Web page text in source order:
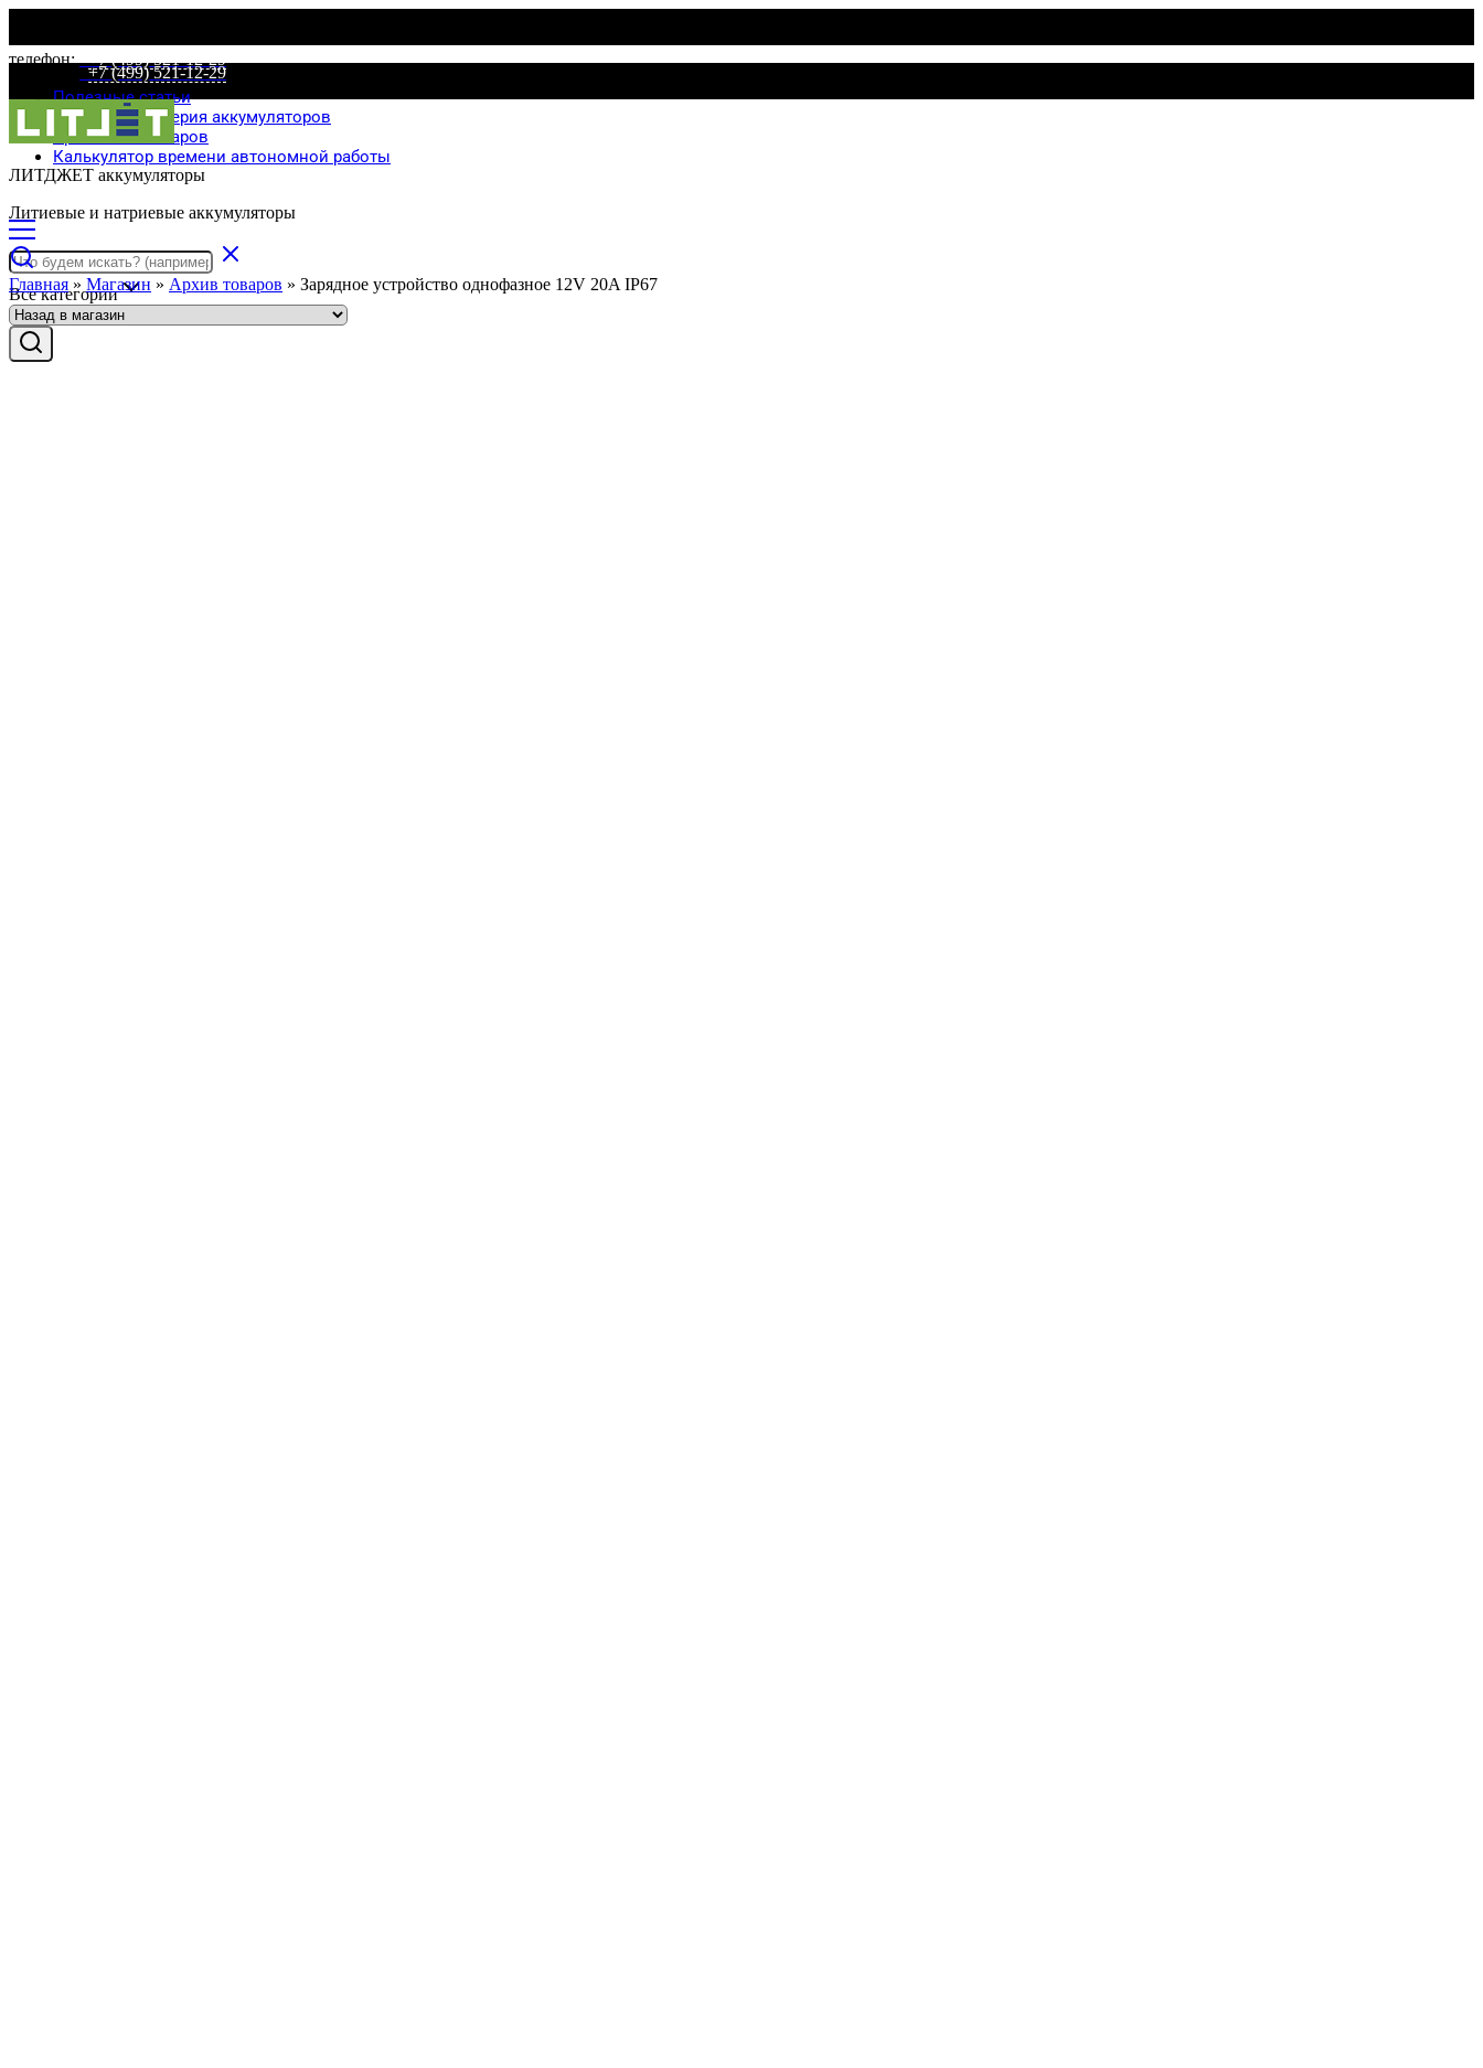
телефон: +7 (499) 521-12-29
Полезные статьи
Специальная серия аккумуляторов
Сравнение товаров
Калькулятор времени автономной работы
+7 (499) 521-12-29
ЛИТДЖЕТ аккумуляторы
Литиевые и натриевые аккумуляторы
Все категории
Главная » Магазин » Архив товаров » Зарядное устройство однофазное 12V 20A IP67